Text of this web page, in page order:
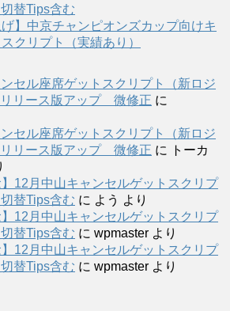
替Tips含む
げ】中京チャンピオンズカップ向けキ
クリプト（実績あり）
セル座席ゲットスクリプト（新ロジ
リース版アップ 微修正 に
セル座席ゲットスクリプト（新ロジ
リース版アップ 微修正 に
トーカ
】12月中山キャンセルゲットスクリプ
替Tips含む に よう より
】12月中山キャンセルゲットスクリプ
替Tips含む に wpmaster より
】12月中山キャンセルゲットスクリプ
替Tips含む に wpmaster より